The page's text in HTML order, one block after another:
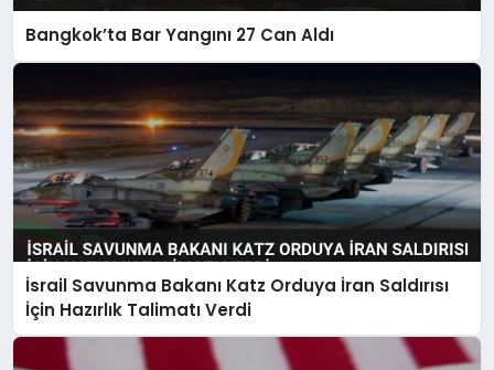
Bangkok’ta Bar Yangını 27 Can Aldı
İsrail Savunma Bakanı Katz Orduya İran Saldırısı
İçin Hazırlık Talimatı Verdi